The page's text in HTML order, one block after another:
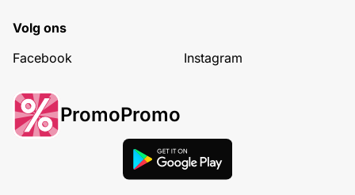
Volg ons
Facebook
Instagram
PromoPromo